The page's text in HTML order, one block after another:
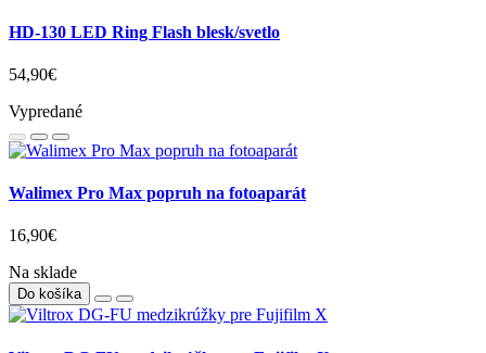
HD-130 LED Ring Flash blesk/svetlo
54,90€
Vypredané
Walimex Pro Max popruh na fotoaparát
16,90€
Na sklade
Do košíka